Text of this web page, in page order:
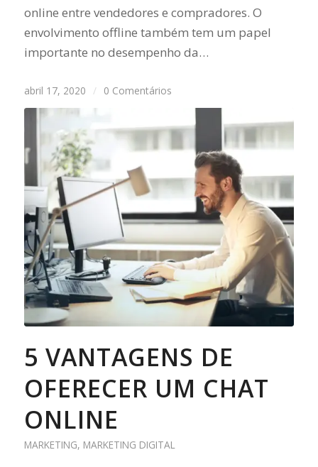
online entre vendedores e compradores. O
envolvimento offline também tem um papel
importante no desempenho da…
abril 17, 2020 / 0 Comentários
5 VANTAGENS DE
OFERECER UM CHAT
ONLINE
MARKETING, MARKETING DIGITAL